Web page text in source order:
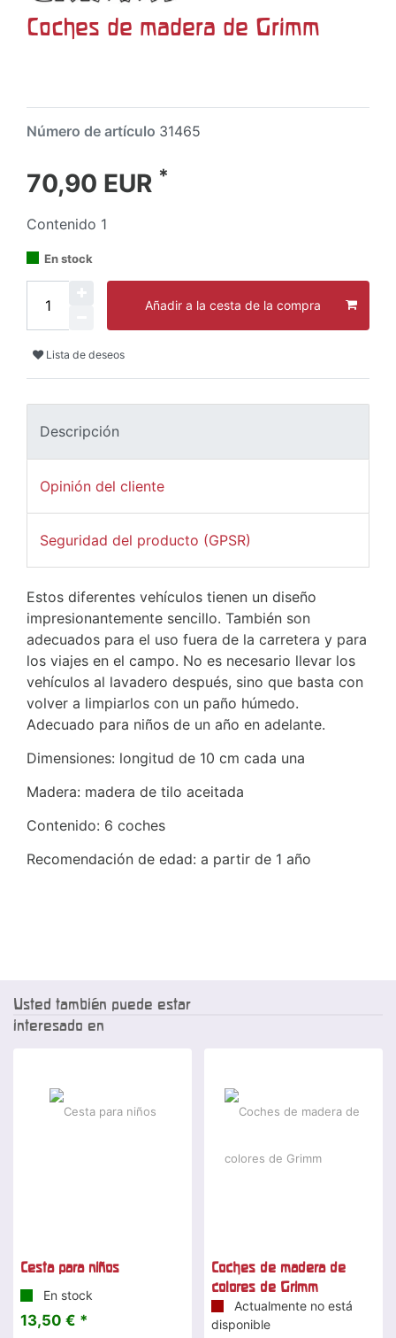
Coches de madera de Grimm
Número de artículo 31465
70,90 EUR *
Contenido 1
En stock
Añadir a la cesta de la compra
Lista de deseos
Descripción
Opinión del cliente
Seguridad del producto (GPSR)
Estos diferentes vehículos tienen un diseño
impresionantemente sencillo. También son
adecuados para el uso fuera de la carretera y para
los viajes en el campo. No es necesario llevar los
vehículos al lavadero después, sino que basta con
volver a limpiarlos con un paño húmedo.
Adecuado para niños de un año en adelante.
Dimensiones: longitud de 10 cm cada una
Madera: madera de tilo aceitada
Contenido: 6 coches
Recomendación de edad: a partir de 1 año
Usted también puede estar
interesado en
Cesta para niños
En stock
13,50 € *
Coches de madera de
colores de Grimm
Actualmente no está
disponible